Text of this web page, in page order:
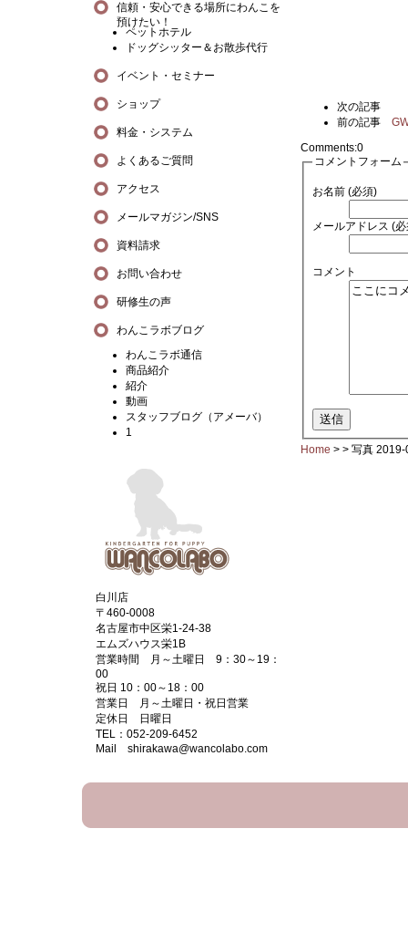
次の記事
前の記事
Comments:0
コメントフォーム
お名前 (必須)
メールアドレス (
コメント
Home > > 写真
信頼・安心できる場所にわんこを
預けたい！
ペットホテル
ドッグシッター＆お散歩代行
イベント・セミナー
ショップ
料金・システム
よくあるご質問
アクセス
メールマガジン/SNS
資料請求
お問い合わせ
研修生の声
わんこラボブログ
わんこラボ通信
商品紹介
紹介
動画
スタッフブログ（アメーバ）
1
白川店
〒460-0008
名古屋市中区栄1-24-38
エムズハウス栄1B
営業時間 月～土曜日 9：30～19：
00
祝日 10：00～18：00
営業日 月～土曜日・祝日営業
定休日 日曜日
TEL：052-209-6452
Mail shirakawa@wancolabo.com